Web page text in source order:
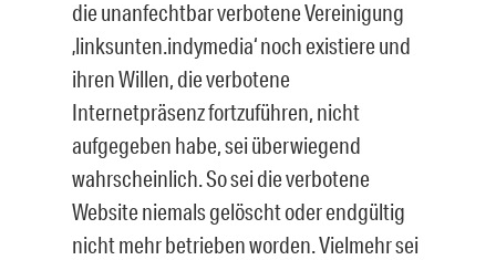
die unanfechtbar verbotene Vereinigung
‚links­unten.indymedia‘ noch existiere und
ihren Willen, die verbotene
Internetpräsenz fort­zuführen, nicht
aufgegeben habe, sei überwiegend
wahrscheinlich. So sei die verbo­tene
Website niemals gelöscht oder endgültig
nicht mehr betrieben worden. Vielmehr sei